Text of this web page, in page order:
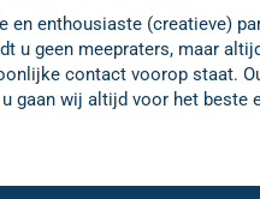
en enthousiaste (creatieve)
u geen meepraters, maar
contact voorop staat.
gaan wij altijd voor het beste